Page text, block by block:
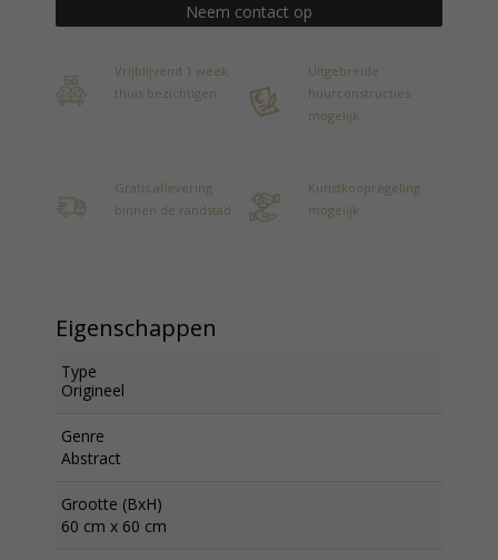
Neem contact op
Vrijblijvend 1 week
thuis bezichtigen
Uitgebreide
huurconstructies
mogelijk
Gratis aflevering
binnen de randstad
Kunstkoopregeling
mogelijk
Eigenschappen
Type
Origineel
Genre
Abstract
Grootte (BxH)
60 cm x 60 cm